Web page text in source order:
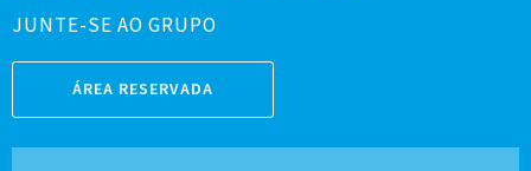
JUNTE-SE AO GRUPO
ÁREA RESERVADA